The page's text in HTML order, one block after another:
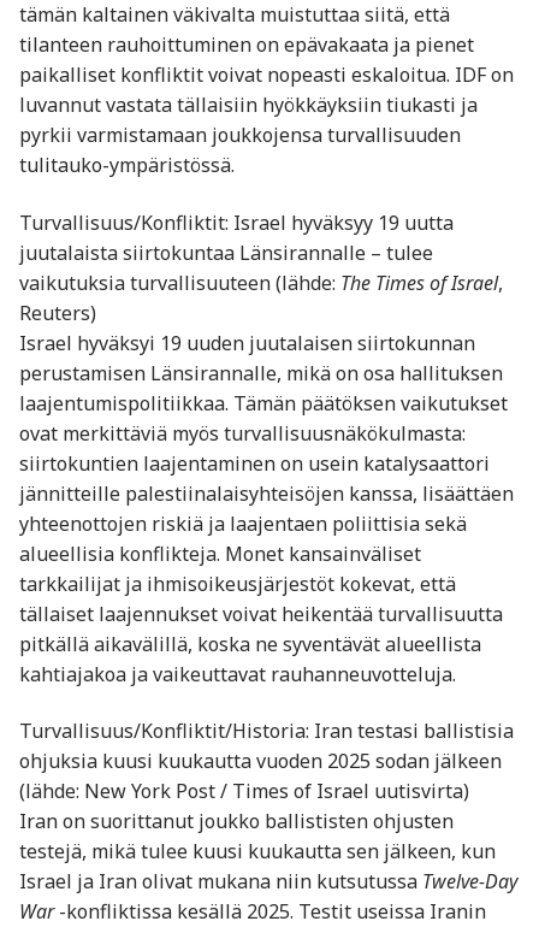
tämän kaltainen väkivalta muistuttaa siitä, että
tilanteen rauhoittuminen on epävakaata ja pienet
paikalliset konfliktit voivat nopeasti eskaloitua. IDF on
luvannut vastata tällaisiin hyökkäyksiin tiukasti ja
pyrkii varmistamaan joukkojensa turvallisuuden
tulitauko-ympäristössä.
Turvallisuus/Konfliktit: Israel hyväksyy 19 uutta
juutalaista siirtokuntaa Länsirannalle – tulee
vaikutuksia turvallisuuteen (lähde: The Times of Israel,
Reuters)
Israel hyväksyi 19 uuden juutalaisen siirtokunnan
perustamisen Länsirannalle, mikä on osa hallituksen
laajentumispolitiikkaa. Tämän päätöksen vaikutukset
ovat merkittäviä myös turvallisuusnäkökulmasta:
siirtokuntien laajentaminen on usein katalysaattori
jännitteille palestiinalaisyhteisöjen kanssa, lisäättäen
yhteenottojen riskiä ja laajentaen poliittisia sekä
alueellisia konflikteja. Monet kansainväliset
tarkkailijat ja ihmisoikeusjärjestöt kokevat, että
tällaiset laajennukset voivat heikentää turvallisuutta
pitkällä aikavälillä, koska ne syventävät alueellista
kahtiajakoa ja vaikeuttavat rauhanneuvotteluja.
Turvallisuus/Konfliktit/Historia: Iran testasi ballistisia
ohjuksia kuusi kuukautta vuoden 2025 sodan jälkeen
(lähde: New York Post / Times of Israel uutisvirta)
Iran on suorittanut joukko ballististen ohjusten
testejä, mikä tulee kuusi kuukautta sen jälkeen, kun
Israel ja Iran olivat mukana niin kutsutussa Twelve-Day
War-konfliktissa kesällä 2025. Testit useissa Iranin